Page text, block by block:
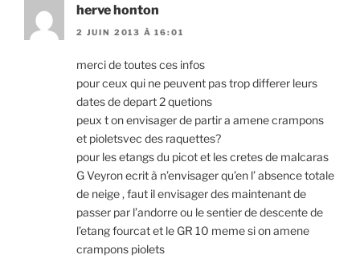
herve honton
2 JUIN 2013 À 16:01
merci de toutes ces infos
pour ceux qui ne peuvent pas trop differer leurs
dates de depart 2 quetions
peux t on envisager de partir a amene crampons
et pioletsvec des raquettes?
pour les etangs du picot et les cretes de malcaras
G Veyron ecrit à n’envisager qu’en l’ absence totale
de neige , faut il envisager des maintenant de
passer par l’andorre ou le sentier de descente de
l’etang fourcat et le GR 10 meme si on amene
crampons piolets